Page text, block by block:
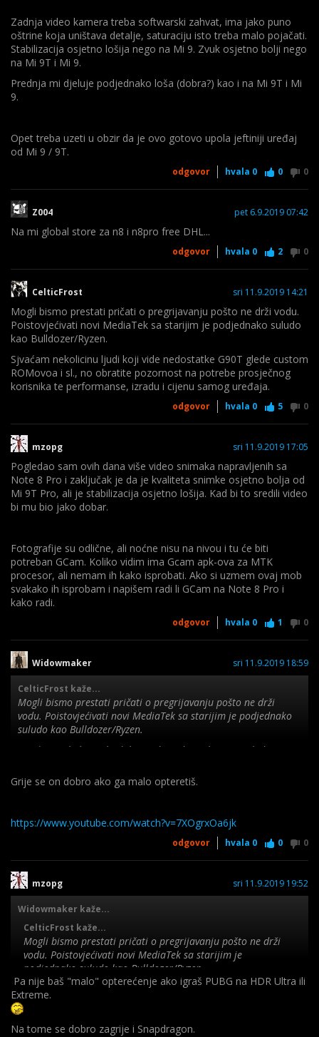
Zadnja video kamera treba softwarski zahvat, ima jako puno
oštrine koja uništava detalje, saturaciju isto treba malo pojačati.
Stabilizacija osjetno lošija nego na Mi 9. Zvuk osjetno bolji nego
na Mi 9T i Mi 9.
Prednja mi djeluje podjednako loša (dobra?) kao i na Mi 9T i Mi
9.
Opet treba uzeti u obzir da je ovo gotovo upola jeftiniji uređaj
od Mi 9 / 9T.
odgovor hvala 0 0 0
Z004 pet 6.9.2019 07:42
Na mi global store za n8 i n8pro free DHL...
odgovor hvala 0 2 0
CelticFrost sri 11.9.2019 14:21
Mogli bismo prestati pričati o pregrijavanju pošto ne drži vodu.
Poistovjećivati novi MediaTek sa starijim je podjednako suludo
kao Bulldozer/Ryzen.
Sjvaćam nekolicinu ljudi koji vide nedostatke G90T glede custom
ROMovoa i sl., no obratite pozornost na potrebe prosječnog
korisnika te performanse, izradu i cijenu samog uređaja.
odgovor hvala 0 5 0
mzopg sri 11.9.2019 17:05
Pogledao sam ovih dana više video snimaka napravljenih sa
Note 8 Pro i zaključak je da je kvaliteta snimke osjetno bolja od
Mi 9T Pro, ali je stabilizacija osjetno lošija. Kad bi to sredili video
bi mu bio jako dobar.
Fotografije su odlične, ali noćne nisu na nivou i tu će biti
potreban GCam. Koliko vidim ima Gcam apk-ova za MTK
procesor, ali nemam ih kako isprobati. Ako si uzmem ovaj mob
svakako ih isprobam i napišem radi li GCam na Note 8 Pro i
kako radi.
odgovor hvala 0 1 0
Widowmaker sri 11.9.2019 18:59
CelticFrost kaže...
Mogli bismo prestati pričati o pregrijavanju pošto ne drži
vodu. Poistovjećivati novi MediaTek sa starijim je podjednako
suludo kao Bulldozer/Ryzen.
Sjvaćam nekolicinu ljudi koji vide nedostatke
G90T glede
prosječnog korisnika te performanse, izradu i cijenu samog
uređaja.
Grije se on dobro ako ga malo opteretiš.
https://www.youtube.com/watch?v=7XOgrxOa6jk
odgovor hvala 0 0 0
mzopg sri 11.9.2019 19:52
Widowmaker kaže...
CelticFrost kaže...
Mogli bismo prestati pričati o pregrijavanju pošto ne drži
vodu. Poistovjećivati novi MediaTek sa starijim je
podjednako suludo kao Bulldozer/Ryzen.
Sjvaćam nekolicinu ljudi koji vide nedostatkeG90T glede
custom ROMovoa i sl., no obratite pozornost na potrebe
prosječnog korisnika te performanse, izradu i cijenu samog
uređaja.
Pa nije baš "malo" opterećenje ako igraš PUBG na HDR Ultra ili
Extreme.
Na tome se dobro zagrije i Snapdragon.